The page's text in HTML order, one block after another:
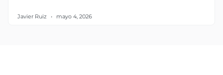
Javier Ruiz mayo 4, 2026